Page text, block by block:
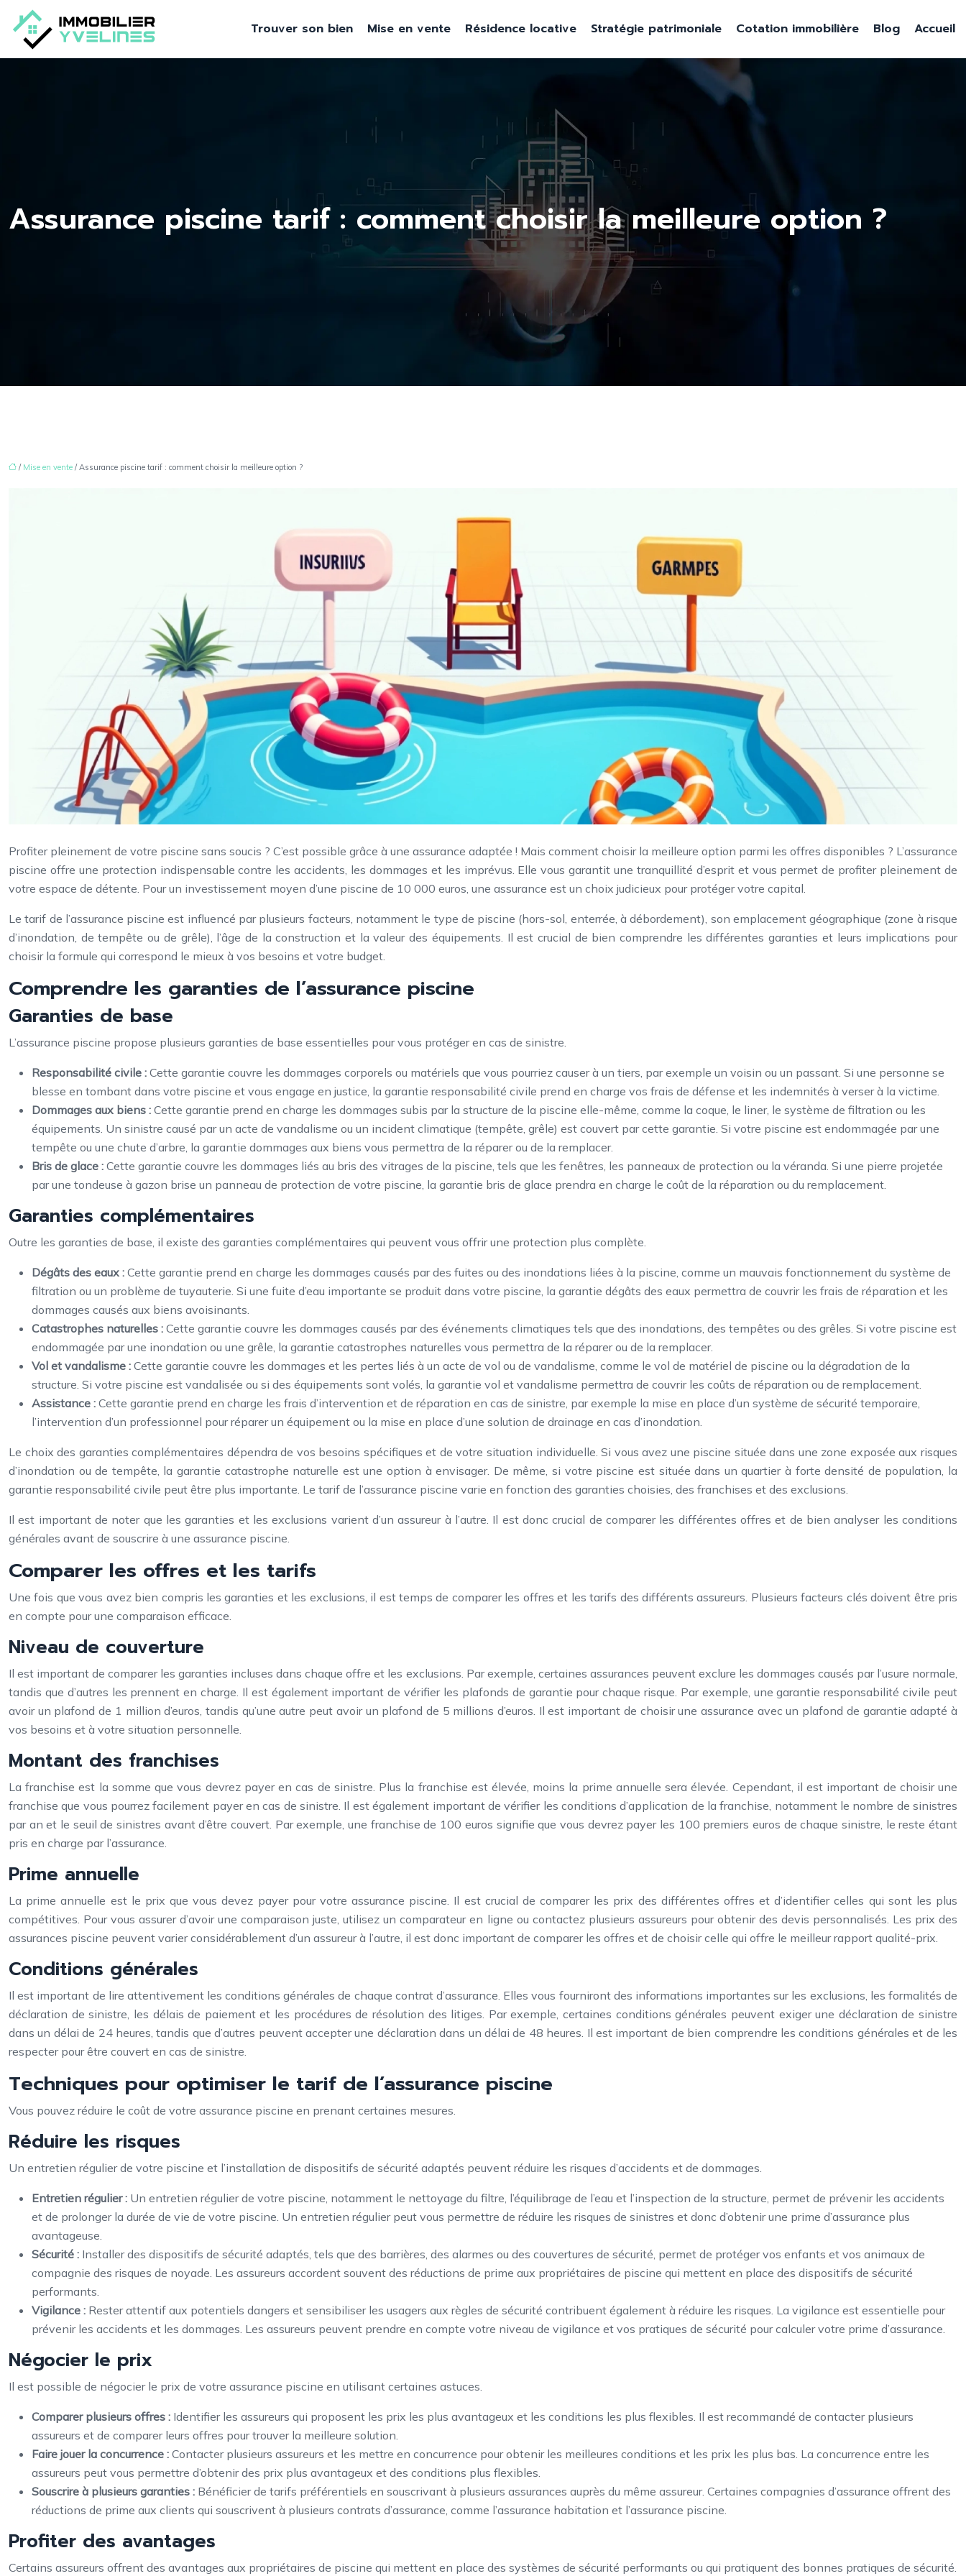
Trouver son bien Mise en vente Résidence locative Stratégie patrimoniale Cotation immobilière Blog Accueil
Assurance piscine tarif : comment choisir la meilleure option ?
/ Mise en vente / Assurance piscine tarif : comment choisir la meilleure option ?
Profiter pleinement de votre piscine sans soucis ? C’est possible grâce à une assurance adaptée ! Mais comment choisir la meilleure option parmi les offres disponibles ? L’assurance
piscine offre une protection indispensable contre les accidents, les dommages et les imprévus. Elle vous garantit une tranquillité d’esprit et vous permet de profiter pleinement de
votre espace de détente. Pour un investissement moyen d’une piscine de 10 000 euros, une assurance est un choix judicieux pour protéger votre capital.
Le tarif de l’assurance piscine est influencé par plusieurs facteurs, notamment le type de piscine (hors-sol, enterrée, à débordement), son emplacement géographique (zone à risque
d’inondation, de tempête ou de grêle), l’âge de la construction et la valeur des équipements. Il est crucial de bien comprendre les différentes garanties et leurs implications pour
choisir la formule qui correspond le mieux à vos besoins et votre budget.
Comprendre les garanties de l’assurance piscine
Garanties de base
L’assurance piscine propose plusieurs garanties de base essentielles pour vous protéger en cas de sinistre.
Responsabilité civile : Cette garantie couvre les dommages corporels ou matériels que vous pourriez causer à un tiers, par exemple un voisin ou un passant. Si une personne se
blesse en tombant dans votre piscine et vous engage en justice, la garantie responsabilité civile prend en charge vos frais de défense et les indemnités à verser à la victime.
Dommages aux biens : Cette garantie prend en charge les dommages subis par la structure de la piscine elle-même, comme la coque, le liner, le système de filtration ou les
équipements. Un sinistre causé par un acte de vandalisme ou un incident climatique (tempête, grêle) est couvert par cette garantie. Si votre piscine est endommagée par une
tempête ou une chute d’arbre, la garantie dommages aux biens vous permettra de la réparer ou de la remplacer.
Bris de glace : Cette garantie couvre les dommages liés au bris des vitrages de la piscine, tels que les fenêtres, les panneaux de protection ou la véranda. Si une pierre projetée
par une tondeuse à gazon brise un panneau de protection de votre piscine, la garantie bris de glace prendra en charge le coût de la réparation ou du remplacement.
Garanties complémentaires
Outre les garanties de base, il existe des garanties complémentaires qui peuvent vous offrir une protection plus complète.
Dégâts des eaux : Cette garantie prend en charge les dommages causés par des fuites ou des inondations liées à la piscine, comme un mauvais fonctionnement du système de
filtration ou un problème de tuyauterie. Si une fuite d’eau importante se produit dans votre piscine, la garantie dégâts des eaux permettra de couvrir les frais de réparation et les
dommages causés aux biens avoisinants.
Catastrophes naturelles : Cette garantie couvre les dommages causés par des événements climatiques tels que des inondations, des tempêtes ou des grêles. Si votre piscine est
endommagée par une inondation ou une grêle, la garantie catastrophes naturelles vous permettra de la réparer ou de la remplacer.
Vol et vandalisme : Cette garantie couvre les dommages et les pertes liés à un acte de vol ou de vandalisme, comme le vol de matériel de piscine ou la dégradation de la
structure. Si votre piscine est vandalisée ou si des équipements sont volés, la garantie vol et vandalisme permettra de couvrir les coûts de réparation ou de remplacement.
Assistance : Cette garantie prend en charge les frais d’intervention et de réparation en cas de sinistre, par exemple la mise en place d’un système de sécurité temporaire,
l’intervention d’un professionnel pour réparer un équipement ou la mise en place d’une solution de drainage en cas d’inondation.
Le choix des garanties complémentaires dépendra de vos besoins spécifiques et de votre situation individuelle. Si vous avez une piscine située dans une zone exposée aux risques
d’inondation ou de tempête, la garantie catastrophe naturelle est une option à envisager. De même, si votre piscine est située dans un quartier à forte densité de population, la
garantie responsabilité civile peut être plus importante. Le tarif de l’assurance piscine varie en fonction des garanties choisies, des franchises et des exclusions.
Il est important de noter que les garanties et les exclusions varient d’un assureur à l’autre. Il est donc crucial de comparer les différentes offres et de bien analyser les conditions
générales avant de souscrire à une assurance piscine.
Comparer les offres et les tarifs
Une fois que vous avez bien compris les garanties et les exclusions, il est temps de comparer les offres et les tarifs des différents assureurs. Plusieurs facteurs clés doivent être pris
en compte pour une comparaison efficace.
Niveau de couverture
Il est important de comparer les garanties incluses dans chaque offre et les exclusions. Par exemple, certaines assurances peuvent exclure les dommages causés par l’usure normale,
tandis que d’autres les prennent en charge. Il est également important de vérifier les plafonds de garantie pour chaque risque. Par exemple, une garantie responsabilité civile peut
avoir un plafond de 1 million d’euros, tandis qu’une autre peut avoir un plafond de 5 millions d’euros. Il est important de choisir une assurance avec un plafond de garantie adapté à
vos besoins et à votre situation personnelle.
Montant des franchises
La franchise est la somme que vous devrez payer en cas de sinistre. Plus la franchise est élevée, moins la prime annuelle sera élevée. Cependant, il est important de choisir une
franchise que vous pourrez facilement payer en cas de sinistre. Il est également important de vérifier les conditions d’application de la franchise, notamment le nombre de sinistres
par an et le seuil de sinistres avant d’être couvert. Par exemple, une franchise de 100 euros signifie que vous devrez payer les 100 premiers euros de chaque sinistre, le reste étant
pris en charge par l’assurance.
Prime annuelle
La prime annuelle est le prix que vous devez payer pour votre assurance piscine. Il est crucial de comparer les prix des différentes offres et d’identifier celles qui sont les plus
compétitives. Pour vous assurer d’avoir une comparaison juste, utilisez un comparateur en ligne ou contactez plusieurs assureurs pour obtenir des devis personnalisés. Les prix des
assurances piscine peuvent varier considérablement d’un assureur à l’autre, il est donc important de comparer les offres et de choisir celle qui offre le meilleur rapport qualité-prix.
Conditions générales
Il est important de lire attentivement les conditions générales de chaque contrat d’assurance. Elles vous fourniront des informations importantes sur les exclusions, les formalités de
déclaration de sinistre, les délais de paiement et les procédures de résolution des litiges. Par exemple, certaines conditions générales peuvent exiger une déclaration de sinistre
dans un délai de 24 heures, tandis que d’autres peuvent accepter une déclaration dans un délai de 48 heures. Il est important de bien comprendre les conditions générales et de les
respecter pour être couvert en cas de sinistre.
Techniques pour optimiser le tarif de l’assurance piscine
Vous pouvez réduire le coût de votre assurance piscine en prenant certaines mesures.
Réduire les risques
Un entretien régulier de votre piscine et l’installation de dispositifs de sécurité adaptés peuvent réduire les risques d’accidents et de dommages.
Entretien régulier : Un entretien régulier de votre piscine, notamment le nettoyage du filtre, l’équilibrage de l’eau et l’inspection de la structure, permet de prévenir les accidents
et de prolonger la durée de vie de votre piscine. Un entretien régulier peut vous permettre de réduire les risques de sinistres et donc d’obtenir une prime d’assurance plus
avantageuse.
Sécurité : Installer des dispositifs de sécurité adaptés, tels que des barrières, des alarmes ou des couvertures de sécurité, permet de protéger vos enfants et vos animaux de
compagnie des risques de noyade. Les assureurs accordent souvent des réductions de prime aux propriétaires de piscine qui mettent en place des dispositifs de sécurité
performants.
Vigilance : Rester attentif aux potentiels dangers et sensibiliser les usagers aux règles de sécurité contribuent également à réduire les risques. La vigilance est essentielle pour
prévenir les accidents et les dommages. Les assureurs peuvent prendre en compte votre niveau de vigilance et vos pratiques de sécurité pour calculer votre prime d’assurance.
Négocier le prix
Il est possible de négocier le prix de votre assurance piscine en utilisant certaines astuces.
Comparer plusieurs offres : Identifier les assureurs qui proposent les prix les plus avantageux et les conditions les plus flexibles. Il est recommandé de contacter plusieurs
assureurs et de comparer leurs offres pour trouver la meilleure solution.
Faire jouer la concurrence : Contacter plusieurs assureurs et les mettre en concurrence pour obtenir les meilleures conditions et les prix les plus bas. La concurrence entre les
assureurs peut vous permettre d’obtenir des prix plus avantageux et des conditions plus flexibles.
Souscrire à plusieurs garanties : Bénéficier de tarifs préférentiels en souscrivant à plusieurs assurances auprès du même assureur. Certaines compagnies d’assurance offrent des
réductions de prime aux clients qui souscrivent à plusieurs contrats d’assurance, comme l’assurance habitation et l’assurance piscine.
Profiter des avantages
Certains assureurs offrent des avantages aux propriétaires de piscine qui mettent en place des systèmes de sécurité performants ou qui pratiquent des bonnes pratiques de sécurité.